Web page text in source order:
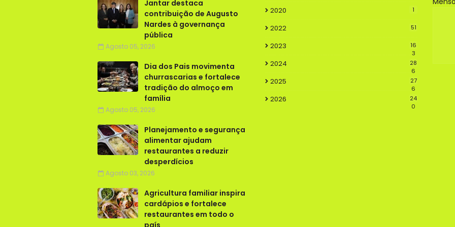
Jantar destaca
contribuição de Augusto
Nardes à governança
pública
Agosto 05, 2026
Dia dos Pais movimenta
churrascarias e fortalece
tradição do almoço em
família
Agosto 05, 2026
Planejamento e segurança
alimentar ajudam
restaurantes a reduzir
desperdícios
Agosto 03, 2026
Agricultura familiar inspira
cardápios e fortalece
restaurantes em todo o
país
2020 1
2022 51
2023
16
3
2024
28
6
2025
27
6
2026
24
0